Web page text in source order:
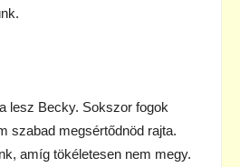
Becky. Sokszor fogok
szabad megsértődnöd rajta.
amíg tökéletesen nem megy.